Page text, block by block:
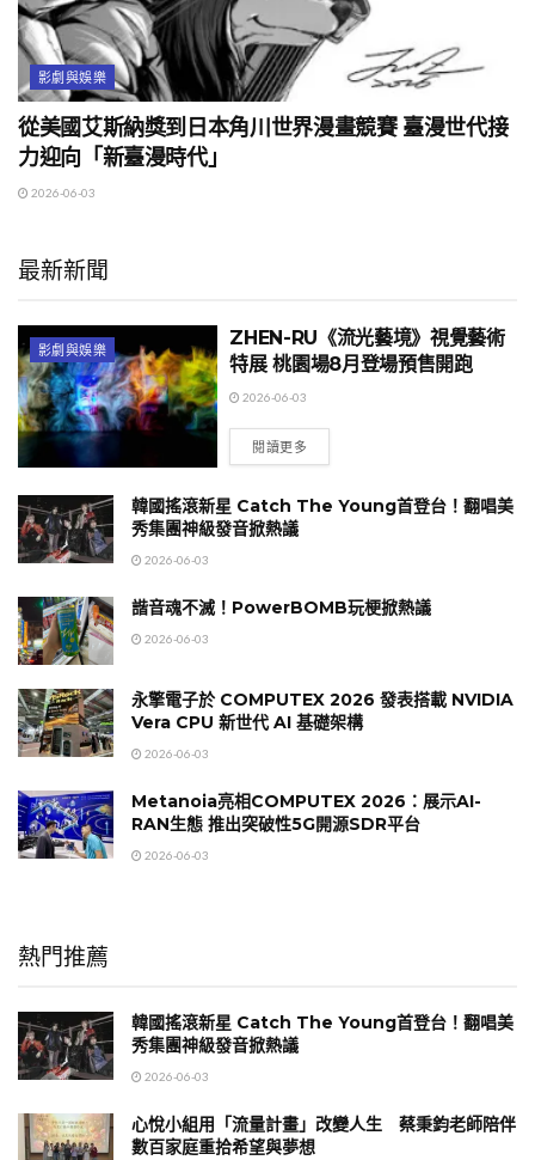
影劇與娛樂
從美國艾斯納獎到日本角川世界漫畫競賽 臺漫世代接
力迎向「新臺漫時代」
2026-06-03
最新新聞
影劇與娛樂
ZHEN-RU《流光藝境》視覺藝術
特展 桃園場8月登場預售開跑
2026-06-03
閱讀更多
韓國搖滾新星 Catch The Young首登台！翻唱美
秀集團神級發音掀熱議
2026-06-03
諧音魂不滅！PowerBOMB玩梗掀熱議
2026-06-03
永擎電子於 COMPUTEX 2026 發表搭載 NVIDIA
Vera CPU 新世代 AI 基礎架構
2026-06-03
Metanoia亮相COMPUTEX 2026：展示AI-
RAN生態 推出突破性5G開源SDR平台
2026-06-03
熱門推薦
韓國搖滾新星 Catch The Young首登台！翻唱美
秀集團神級發音掀熱議
2026-06-03
心悅小組用「流量計畫」改變人生 蔡秉鈞老師陪伴
數百家庭重拾希望與夢想